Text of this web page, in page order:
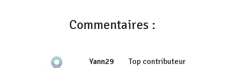
Commentaires :
Yann29
Top contributeur